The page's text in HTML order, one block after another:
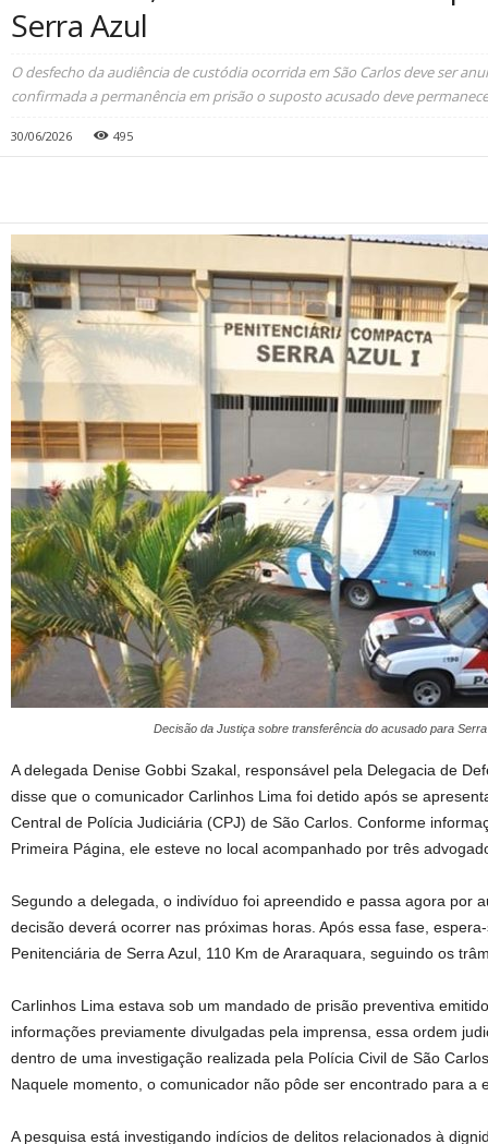
Serra Azul
O desfecho da audiência de custódia ocorrida em São Carlos deve ser
confirmada a permanência em prisão o suposto acusado deve
30/06/2026 495
Decisão da Justiça sobre transferência do acusado para
A delegada Denise Gobbi Szakal, responsável pela Delegacia de
disse que o comunicador Carlinhos Lima foi detido após se
Central de Polícia Judiciária (CPJ) de São Carlos. Conforme
Primeira Página, ele esteve no local acompanhado por três
Segundo a delegada, o indivíduo foi apreendido e passa agora por
decisão deverá ocorrer nas próximas horas. Após essa fase,
Penitenciária de Serra Azul, 110 Km de Araraquara, seguindo os
Carlinhos Lima estava sob um mandado de prisão preventiva
informações previamente divulgadas pela imprensa, essa ordem
dentro de uma investigação realizada pela Polícia Civil de São
Naquele momento, o comunicador não pôde ser encontrado para a
A pesquisa está investigando indícios de delitos relacionados à